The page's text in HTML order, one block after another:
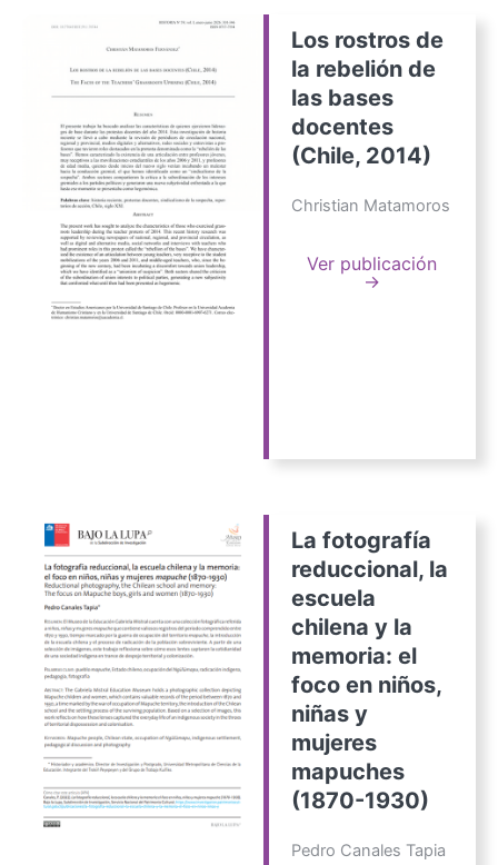
Los rostros de
la rebelión de
las bases
docentes
(Chile, 2014)
Christian Matamoros
Ver publicación
→
La fotografía
reduccional, la
escuela
chilena y la
memoria: el
foco en niños,
niñas y
mujeres
mapuches
(1870-1930)
Pedro Canales Tapia